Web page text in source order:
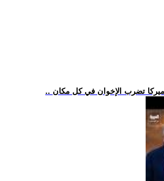
تضرب الإخوان في كل مكان